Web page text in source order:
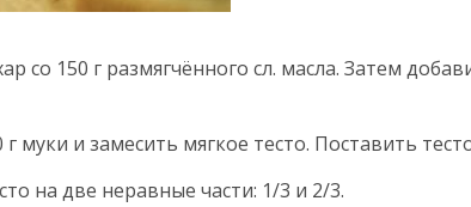
со 150 г размягчённого сл. масла. Затем
муки и замесить мягкое тесто. Поставить
на две неравные части: 1/3 и 2/3.